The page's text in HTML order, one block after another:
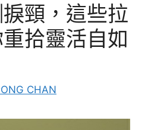
頸，這些拉
拾靈活自如
CHAN